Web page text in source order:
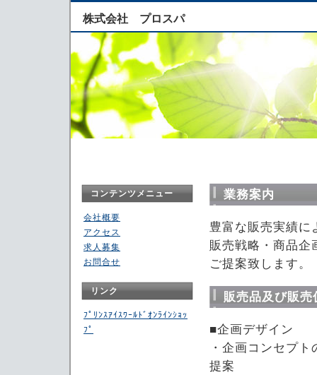
株式会社 プロスパ
業務案内
豊富な販売実績に
販売戦略・商品企
ご提案致します。
販売品及び販
■企画デザイン
・企画コンセプ
提案
コンテンツメニュー
会社概要
アクセス
求人募集
お問合せ
リンク
ﾌﾟﾘﾝｽｱｲｽﾜｰﾙﾄﾞｵﾝﾗｲﾝｼｮｯ
ﾌﾟ